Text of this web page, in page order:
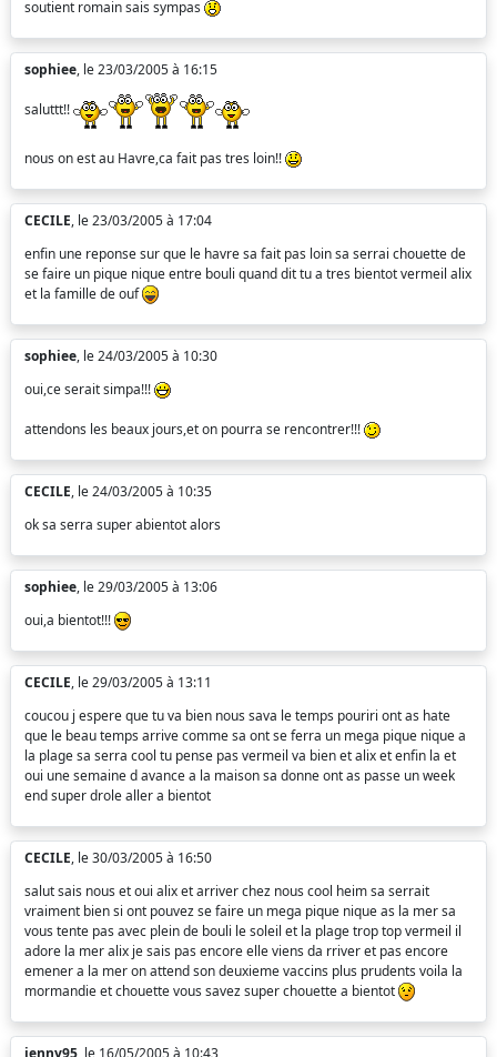
soutient romain sais sympas
sophiee, le 23/03/2005 à 16:15
saluttt!!
nous on est au Havre,ca fait pas tres loin!!
CECILE, le 23/03/2005 à 17:04
enfin une reponse sur que le havre sa fait pas loin sa serrai chouette de
se faire un pique nique entre bouli quand dit tu a tres bientot vermeil alix
et la famille de ouf
sophiee, le 24/03/2005 à 10:30
oui,ce serait simpa!!!
attendons les beaux jours,et on pourra se rencontrer!!!
CECILE, le 24/03/2005 à 10:35
ok sa serra super abientot alors
sophiee, le 29/03/2005 à 13:06
oui,a bientot!!!
CECILE, le 29/03/2005 à 13:11
coucou j espere que tu va bien nous sava le temps pouriri ont as hate
que le beau temps arrive comme sa ont se ferra un mega pique nique a
la plage sa serra cool tu pense pas vermeil va bien et alix et enfin la et
oui une semaine d avance a la maison sa donne ont as passe un week
end super drole aller a bientot
CECILE, le 30/03/2005 à 16:50
salut sais nous et oui alix et arriver chez nous cool heim sa serrait
vraiment bien si ont pouvez se faire un mega pique nique as la mer sa
vous tente pas avec plein de bouli le soleil et la plage trop top vermeil il
adore la mer alix je sais pas encore elle viens da rriver et pas encore
emener a la mer on attend son deuxieme vaccins plus prudents voila la
mormandie et chouette vous savez super chouette a bientot